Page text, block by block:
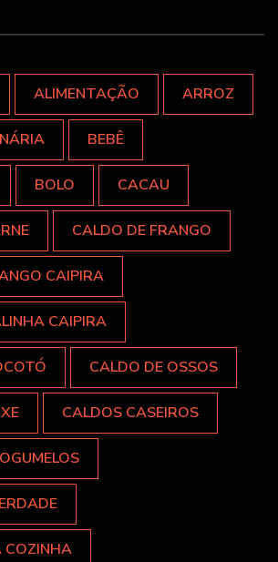
ALIMENTAÇÃO ARROZ
BEBÊ
BOLO CACAU
CALDO DE FRANGO
CAIPIRA
CAIPIRA
CALDO DE OSSOS
CALDOS CASEIROS
COZINHA